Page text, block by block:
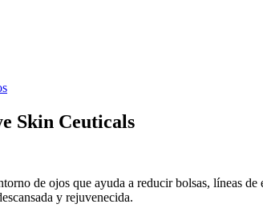
Skin Ceuticals
de ojos que ayuda a reducir bolsas, líneas
y rejuvenecida.